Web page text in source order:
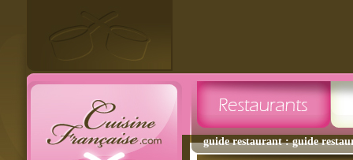
guide restaurant : guide